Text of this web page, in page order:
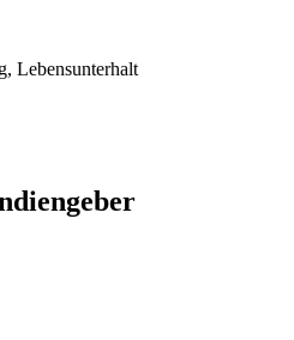
Lebensunterhalt